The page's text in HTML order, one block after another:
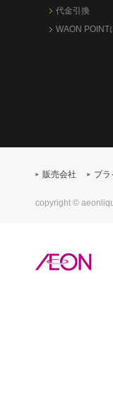
代金引換
WAON POINT
販売会社 プラ
copyright ©